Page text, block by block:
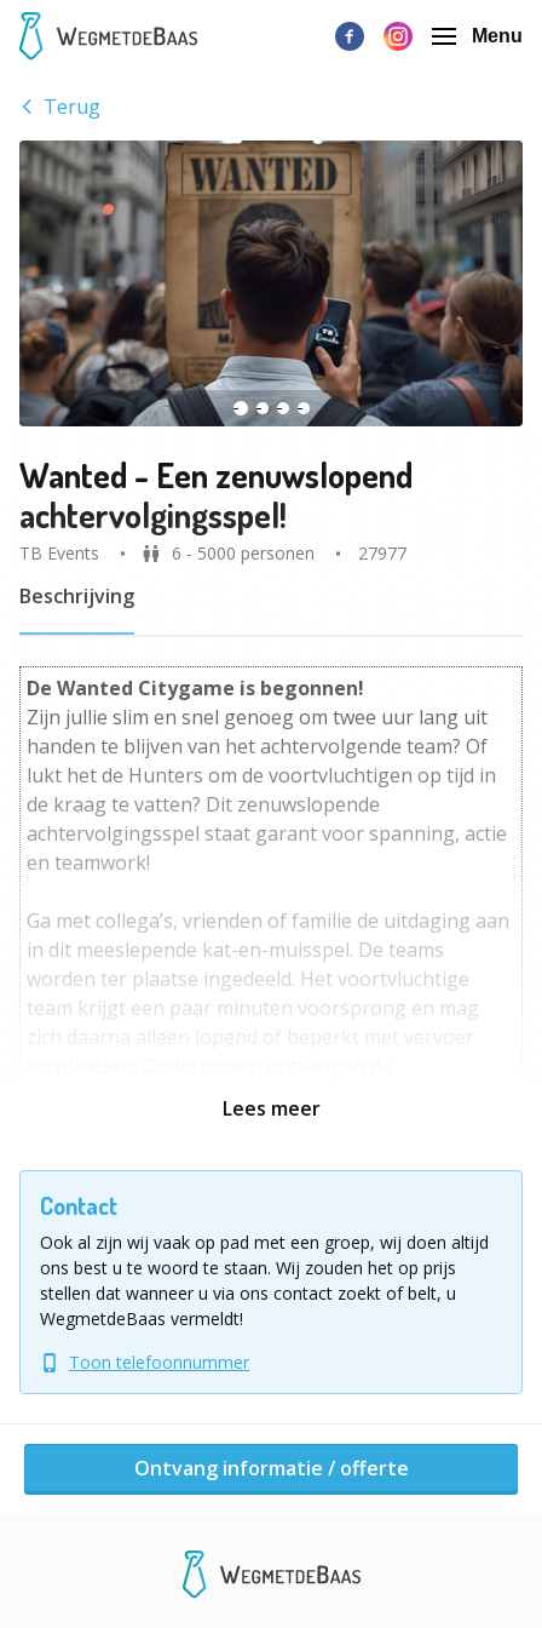
Menu
Terug
Wanted - Een zenuwslopend
achtervolgingsspel!
TB Events 6 - 5000 personen 27977
Beschrijving
De Wanted Citygame is begonnen!
Zijn jullie slim en snel genoeg om twee uur lang uit
handen te blijven van het achtervolgende team? Of
lukt het de Hunters om de voortvluchtigen op tijd in
de kraag te vatten? Dit zenuwslopende
achtervolgingsspel staat garant voor spanning, actie
en teamwork!
Ga met collega’s, vrienden of familie de uitdaging aan
in dit meeslepende kat-en-muisspel. De teams
worden ter plaatse ingedeeld. Het voortvluchtige
team krijgt een paar minuten voorsprong en mag
achtervolgers live GPS-updates om de jacht te
nemen, niet langer dan 10 minuten hetzelfde
vervoermiddel gebruiken, je mag geen gebouwen in
én je moet binnen het stadscentrum blijven.
Strategie, snelheid en samenwerking zijn cruciaal. Wie
weet zijn jullie de ongrijpbare winnaars!
waarna de spelregels duidelijk worden uitgelegd.
Zodra de teams zijn samengesteld, is het tijd om te
verdwijnen — letterlijk.
De achtervolgers krijgen live toegang tot de locatie
van het andere team en zetten de achtervolging in.
Lees meer
Contact
Ook al zijn wij vaak op pad met een groep, wij doen altijd
ons best u te woord te staan. Wij zouden het op prijs
stellen dat wanneer u via ons contact zoekt of belt, u
WegmetdeBaas vermeldt!
Toon telefoonnummer
Ontvang informatie / offerte